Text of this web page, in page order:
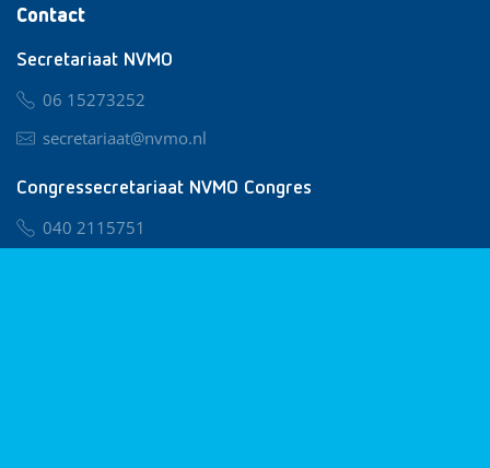
Contact
Secretariaat NVMO
06 15273252
secretariaat@nvmo.nl
Congressecretariaat NVMO Congres
040 2115751